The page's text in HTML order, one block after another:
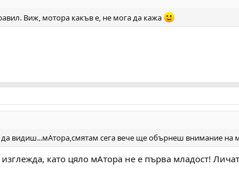
Виж, мотора какъв е, не мога да кажа
видиш...мАтора,смятам сега вече ще обърнеш внимание на
като цяло мАтора не е първа младост!